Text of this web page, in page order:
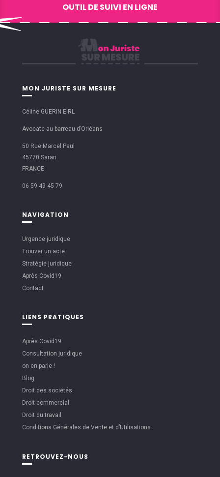
OUTIL DE SUIVI EN LIGNE
MON JURISTE SUR MESURE
Céline GUERIN EIRL
Avocate au barreau d’Orléans
50 Rue Marcel Paul
45770 Saran
FRANCE
06 59 49 45 79
NAVIGATION
Urgence juridique
Trouver un acte
Stratégie juridique
Après Covid19
Contact
LIENS PRATIQUES
Après Covid19
Consultation juridique
on en parle !
Blog
Droit des sociétés
Droit commercial
Droit du travail
Conditions Générales de Vente et d’Utilisations
RETROUVEZ-NOUS